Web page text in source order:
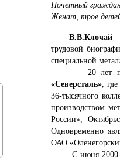
Почетный
Женат, трое детей
В.В.Клочай
трудовой
специальной
20 лет
«Северсталь»,
36-тысячного
производством
России»,
Одновременно
ОАО
С июня 2000